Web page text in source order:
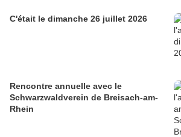
C'était le dimanche 26 juillet 2026
Rencontre annuelle avec le
Schwarzwaldverein de Breisach-am-
Rhein